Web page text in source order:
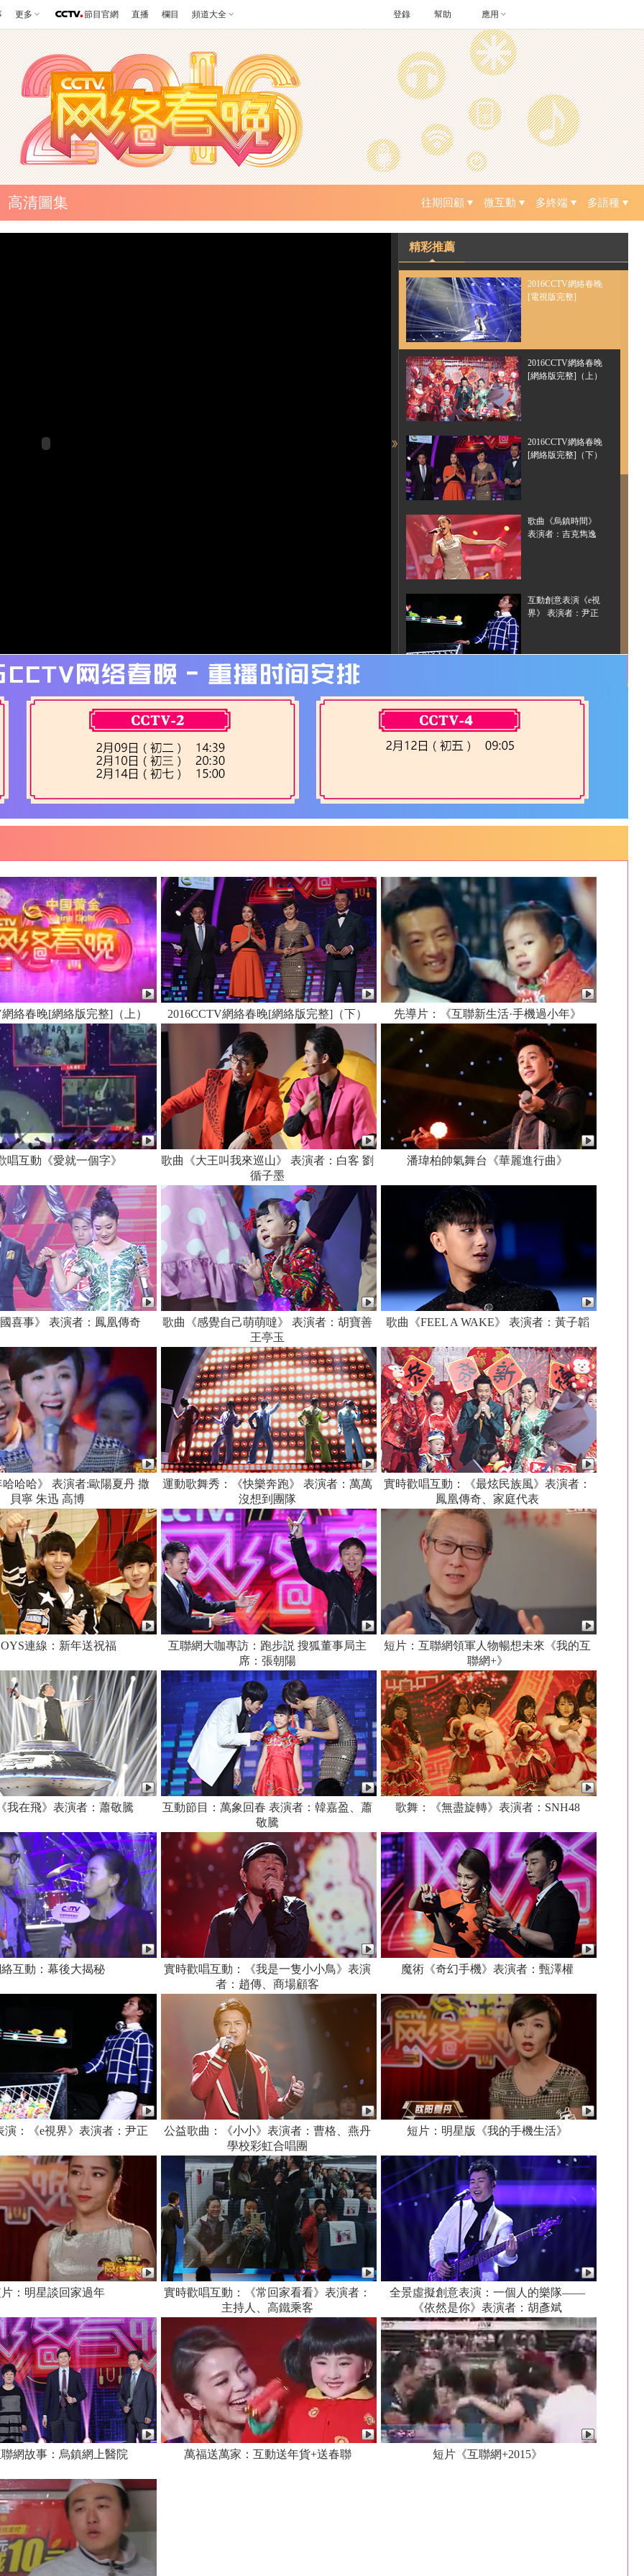
更多 節目官網 直播 欄目 頻道大全 幫助 應用
登錄
高清圖集 多語種
多終端
微互動
往期回顧
精彩推薦
2016CCTV網絡春晚
[電視版完整]
2016CCTV網絡春晚
[網絡版完整]（上）
2016CCTV網絡春晚
[網絡版完整]（下）
歌曲《烏鎮時間》
表演者：吉克雋逸
互動創意表演《e視
界》 表演者：尹正
歌曲《中國喜事》
表演者：鳳凰傳奇
絡春晚[網絡版完整]（上） 2016CCTV網絡春晚[網絡版完整]（下） 先導片：《互聯新生活·手機過小年》
唱互動《愛就一個字》
歌曲《大王叫我來巡山》 表演者：白客 劉
循子墨
潘瑋柏帥氣舞台《華麗進行曲》
喜事》 表演者：鳳凰傳奇
歌曲《感覺自己萌萌噠》 表演者：胡寶善
王亭玉
歌曲《FEEL A WAKE》 表演者：黃子韜
哈哈》 表演者:歐陽夏丹 撒
貝寧 朱迅 高博
運動歌舞秀：《快樂奔跑》 表演者：萬萬
沒想到團隊
實時歡唱互動：《最炫民族風》表演者：
鳳凰傳奇、家庭代表
連線：新年送祝福
互聯網大咖專訪：跑步説 搜狐董事局主
席：張朝陽
短片：互聯網領軍人物暢想未來《我的互
聯網+》
我在飛》表演者：蕭敬騰
互動節目：萬象回春 表演者：韓嘉盈、蕭
敬騰
歌舞：《無盡旋轉》表演者：SNH48
互動：幕後大揭秘
實時歡唱互動：《我是一隻小小鳥》表演
者：趙傳、商場顧客
魔術《奇幻手機》表演者：甄澤權
演：《e視界》表演者：尹正
公益歌曲：《小小》表演者：曹格、燕丹
學校彩虹合唱團
短片：明星版《我的手機生活》
：明星談回家過年
實時歡唱互動：《常回家看看》表演者：
主持人、高鐵乘客
全景虛擬創意表演：一個人的樂隊——
《依然是你》表演者：胡彥斌
網故事：烏鎮網上醫院 萬福送萬家：互動送年貨+送春聯 短片《互聯網+2015》